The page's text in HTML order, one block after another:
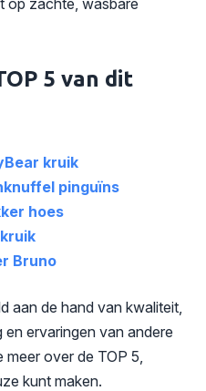
5 van dit
kruik
pinguïns
hoes
Bruno
aan de hand van kwaliteit,
en ervaringen van andere
over de TOP 5,
kunt maken.